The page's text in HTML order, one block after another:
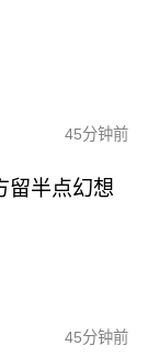
45分钟前
留半点幻想
45分钟前